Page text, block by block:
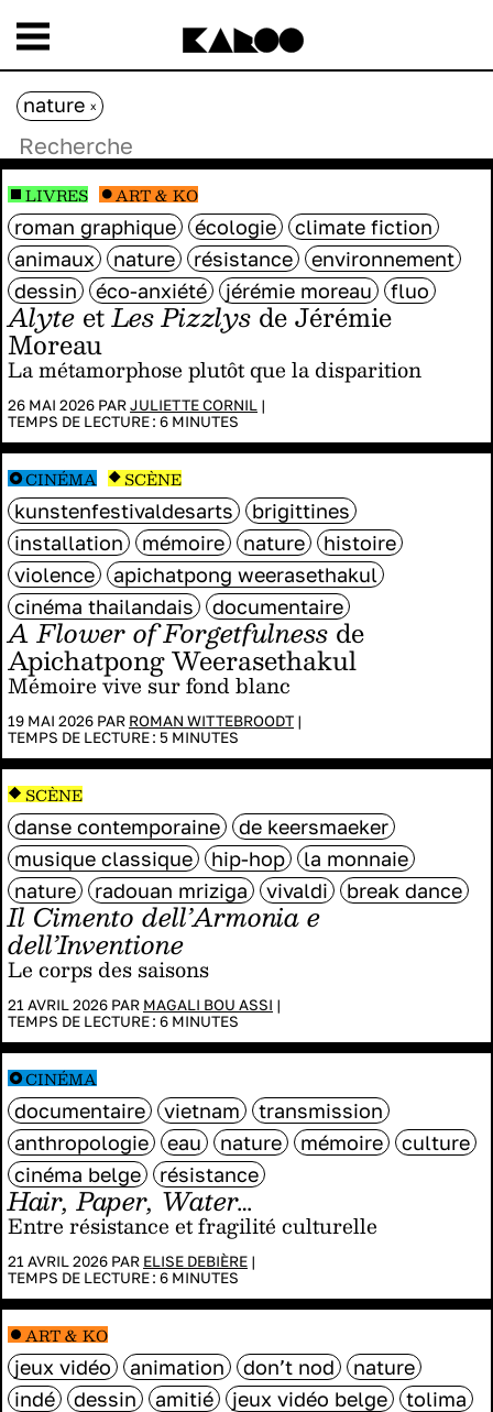
AlyteetLes Pizzlysde Jérémie
Moreau
La métamorphose plutôt que la disparition
26 MAI 2026 PARJULIETTE CORNIL |
TEMPS DE LECTURE : 6 MINUTES
roman graphique écologie
climate fiction
animaux
nature résistance
environnement
dessin
éco-anxiété jérémie moreau fluo
LIVRES ART & KO
A Flower of Forgetfulnessde
Apichatpong Weerasethakul
Mémoire vive sur fond blanc
19 MAI 2026 PAR ROMAN WITTEBROODT |
TEMPS DE LECTURE : 5 MINUTES
kunstenfestivaldesarts
brigittines
installation
mémoire nature
histoire
violence
apichatpong weerasethakul
cinéma thailandais
documentaire
CINÉMA SCÈNE
Il Cimento dell’Armonia e
dell’Inventione
Le corps des saisons
21 AVRIL 2026 PAR MAGALI BOU ASSI |
TEMPS DE LECTURE : 6 MINUTES
danse contemporaine
de keersmaeker
musique classique
hip-hop
la monnaie
nature
radouan mriziga vivaldi break dance
SCÈNE
Hair, Paper, Water…
Entre résistance et fragilité culturelle
21 AVRIL 2026 PAR ELISE DEBIÈRE |
TEMPS DE LECTURE : 6 MINUTES
documentaire vietnam
transmission
anthropologie
eau nature mémoire
culture
cinéma belge
résistance
CINÉMA
jeux vidéo animation don’t nod
nature
indé
dessin amitié jeux vidéo belge
tolima
ART & KO
nature x